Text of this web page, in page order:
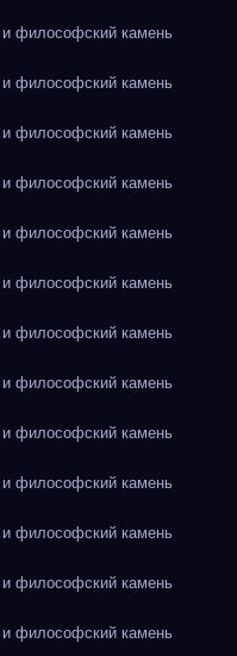
философский камень
философский камень
философский камень
философский камень
философский камень
философский камень
философский камень
философский камень
философский камень
философский камень
философский камень
философский камень
философский камень